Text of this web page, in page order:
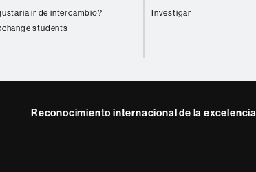
ir de intercambio?
students
Investigar
Reconocimiento internacional de la excelencia